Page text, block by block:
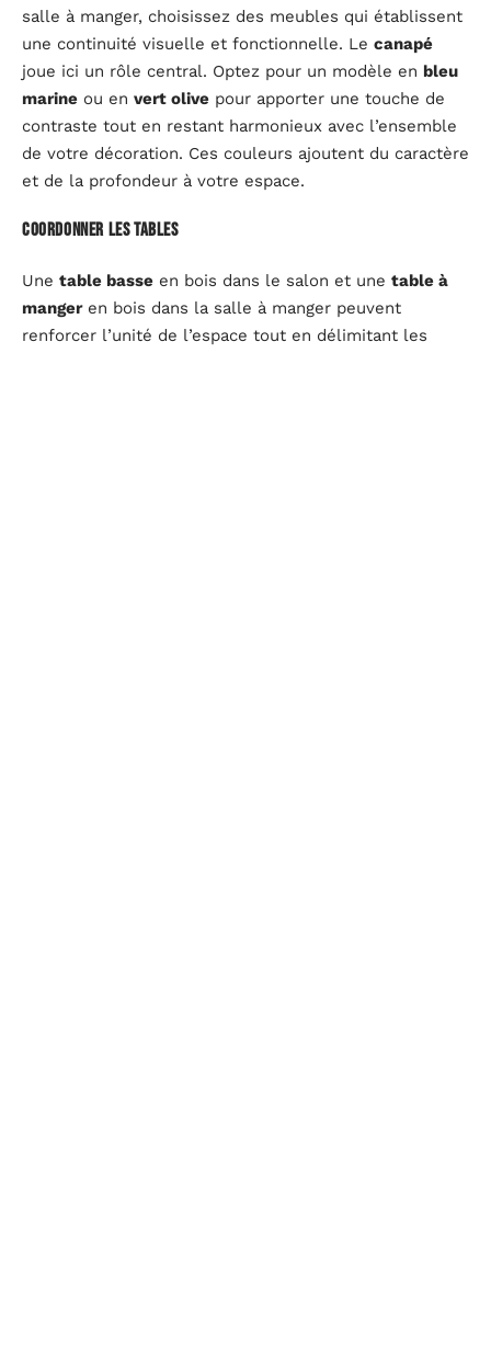
salle à manger, choisissez des meubles qui établissent
une continuité visuelle et fonctionnelle. Le canapé
joue ici un rôle central. Optez pour un modèle en bleu
marine ou en vert olive pour apporter une touche de
contraste tout en restant harmonieux avec l’ensemble
de votre décoration. Ces couleurs ajoutent du caractère
et de la profondeur à votre espace.
Coordonner les tables
Une table basse en bois dans le salon et une table à
mangeren bois dans la salle à manger peuvent
renforcer l’unité de l’espace tout en délimitant les